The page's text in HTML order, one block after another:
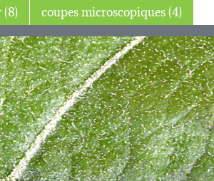
herbier (8) coupes microscopiques (4)